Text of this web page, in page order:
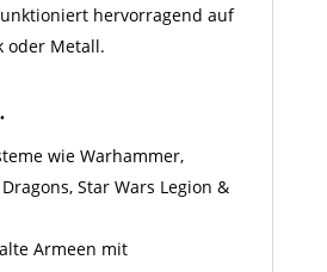
hervorragend auf
oder Metall.
wie Warhammer,
Star Wars Legion &
Armeen mit